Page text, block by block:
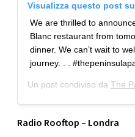
Visualizza questo post
We are thrilled to
Blanc restaurant from
dinner. We can’t wait to
journey. . .
Un post condiviso da The
Radio Rooftop – Londra